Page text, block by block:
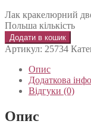
Лак кракелюрний
Польша кількість
Додати в кошик
Артикул: 25734
Опис
Додаткова
Відгуки (0)
Опис